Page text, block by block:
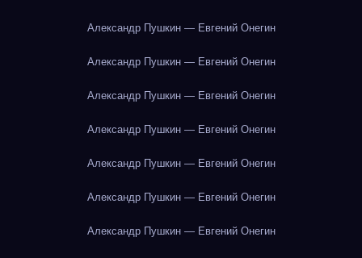
Александр Пушкин — Евгений Онегин
Александр Пушкин — Евгений Онегин
Александр Пушкин — Евгений Онегин
Александр Пушкин — Евгений Онегин
Александр Пушкин — Евгений Онегин
Александр Пушкин — Евгений Онегин
Александр Пушкин — Евгений Онегин